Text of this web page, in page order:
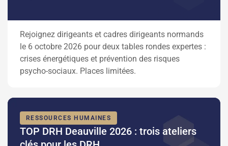
Rejoignez dirigeants et cadres dirigeants normands
le 6 octobre 2026 pour deux tables rondes expertes :
crises énergétiques et prévention des risques
psycho-sociaux. Places limitées.
RESSOURCES HUMAINES
TOP DRH Deauville 2026 : trois ateliers